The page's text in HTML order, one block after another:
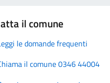
il comune
le domande frequenti
il comune 0346 44004